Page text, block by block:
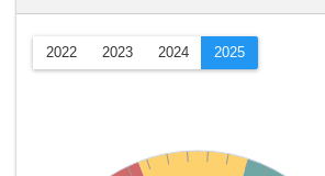
2022 2023 2024 2025